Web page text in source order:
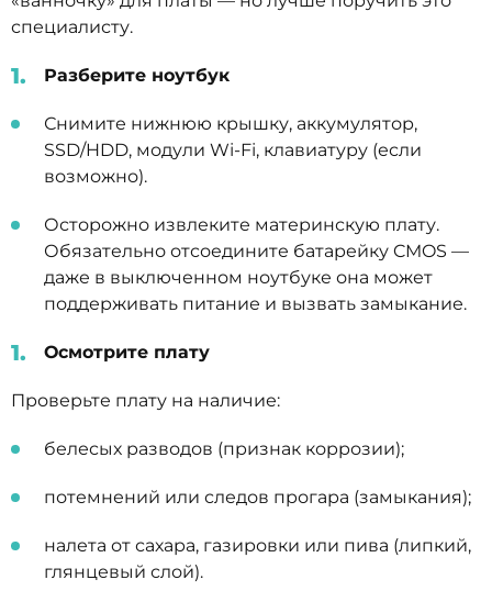
специалисту.
Разберите ноутбук
Снимите нижнюю крышку, аккумулятор,
SSD/HDD, модули Wi-Fi, клавиатуру (если
возможно).
Осторожно извлеките материнскую плату.
Обязательно отсоедините батарейку CMOS —
даже в выключенном ноутбуке она может
поддерживать питание и вызвать замыкание.
Осмотрите плату
Проверьте плату на наличие:
белесых разводов (признак коррозии);
потемнений или следов прогара (замыкания);
налета от сахара, газировки или пива (липкий,
глянцевый слой).